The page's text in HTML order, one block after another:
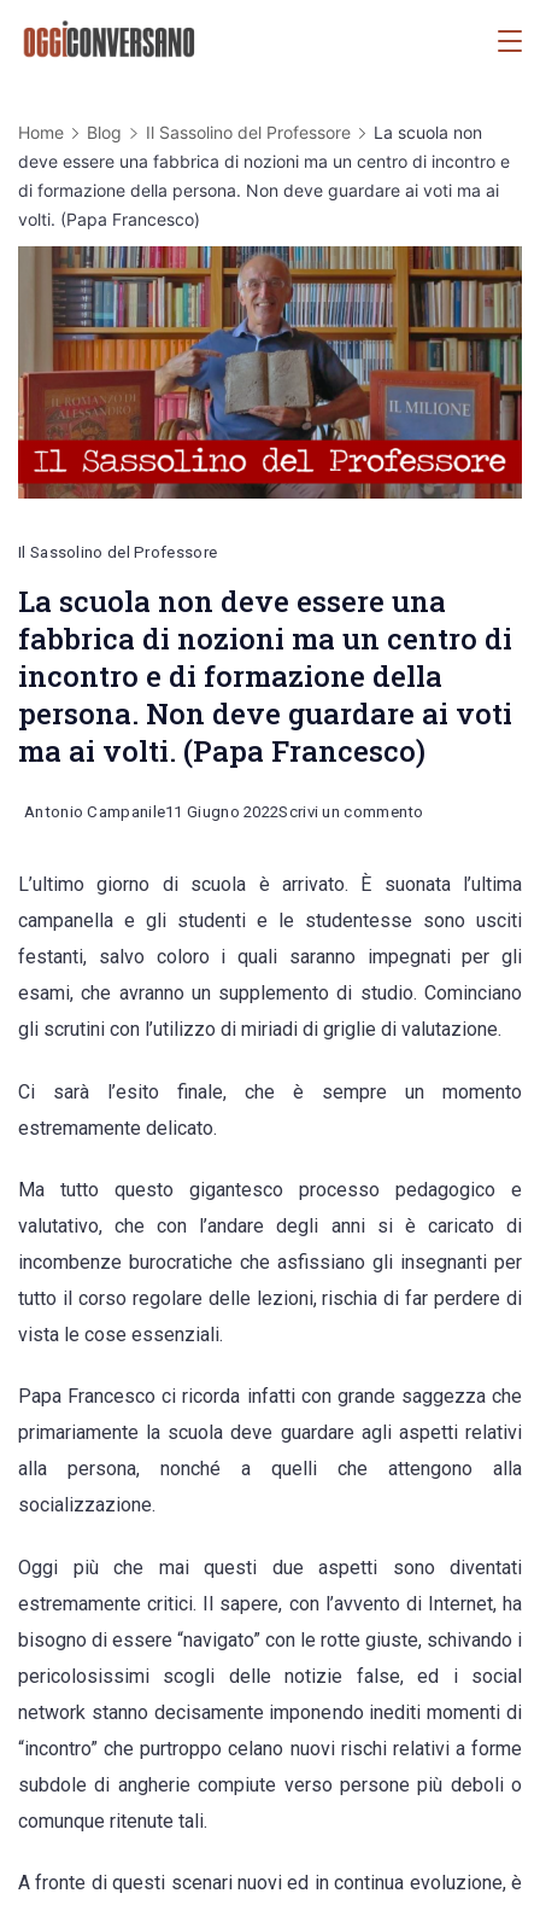
Home Blog Il Sassolino del Professore
La scuola non
deve essere una fabbrica di nozioni ma un centro di incontro e
di formazione della persona. Non deve guardare ai voti ma ai
volti. (Papa Francesco)
Il Sassolino del Professore
La scuola non deve essere una
fabbrica di nozioni ma un centro di
incontro e di formazione della
persona. Non deve guardare ai voti
ma ai volti. (Papa Francesco)
Antonio Campanile11 Giugno 2022Scrivi un commento
scuola
non
deve
essere
una
di
di
formazione
della
deve
guardare
ai
voti
ma
ai
volti.
L’ultimo giorno di scuola è arrivato. È suonata l’ultima
campanella e gli studenti e le studentesse sono usciti
festanti, salvo coloro i quali saranno impegnati per gli
esami, che avranno un supplemento di studio. Cominciano
gli scrutini con l’utilizzo di miriadi di griglie di valutazione.
Ci sarà l’esito finale, che è sempre un momento
estremamente delicato.
Ma tutto questo gigantesco processo pedagogico e
valutativo, che con l’andare degli anni si è caricato di
incombenze burocratiche che asfissiano gli insegnanti per
tutto il corso regolare delle lezioni, rischia di far perdere di
vista le cose essenziali.
Papa Francesco ci ricorda infatti con grande saggezza che
primariamente la scuola deve guardare agli aspetti relativi
alla persona, nonché a quelli che attengono alla
socializzazione.
Oggi più che mai questi due aspetti sono diventati
estremamente critici. Il sapere, con l’avvento di Internet, ha
bisogno di essere “navigato” con le rotte giuste, schivando i
pericolosissimi scogli delle notizie false, ed i social
network stanno decisamente imponendo inediti momenti di
“incontro” che purtroppo celano nuovi rischi relativi a forme
subdole di angherie compiute verso persone più deboli o
comunque ritenute tali.
A fronte di questi scenari nuovi ed in continua evoluzione, è